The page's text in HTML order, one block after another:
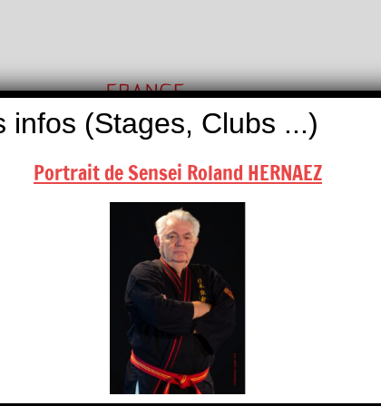
Nihon
Taï
Jitsu
Self
Défense
BOUTIQUES NOUS CONTACTER
infos (Stages, Clubs ...)
Portrait de Sensei Roland HERNAEZ